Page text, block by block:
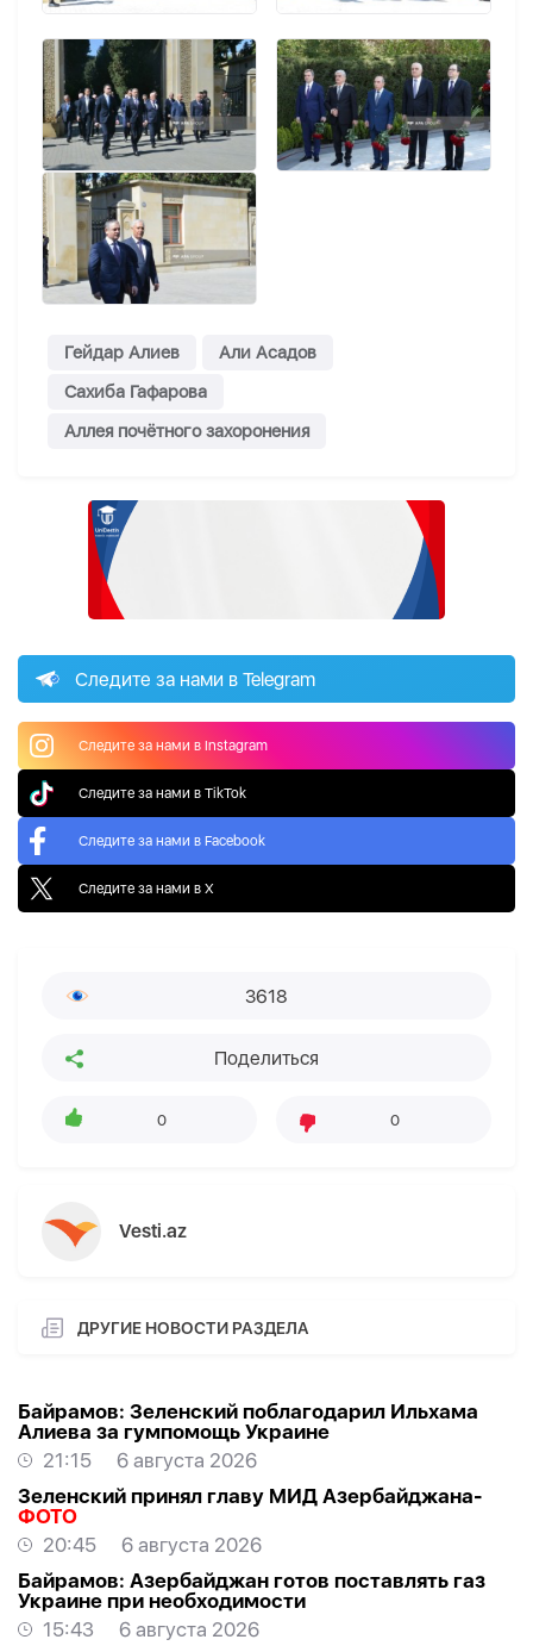
Гейдар Алиев
Али Асадов
Сахиба Гафарова
Аллея почётного захоронения
Следите за нами в Telegram
Следите за нами в Instagram
Следите за нами в TikTok
Следите за нами в Facebook
Следите за нами в X
3618
Поделиться
0 0
Vesti.az
ДРУГИЕ НОВОСТИ РАЗДЕЛА
Байрамов: Зеленский поблагодарил Ильхама
Алиева за гумпомощь Украине
21:15
6 августа 2026
Зеленский принял главу МИД Азербайджана-
ФОТО
20:45
6 августа 2026
Байрамов: Азербайджан готов поставлять газ
Украине при необходимости
15:43
6 августа 2026